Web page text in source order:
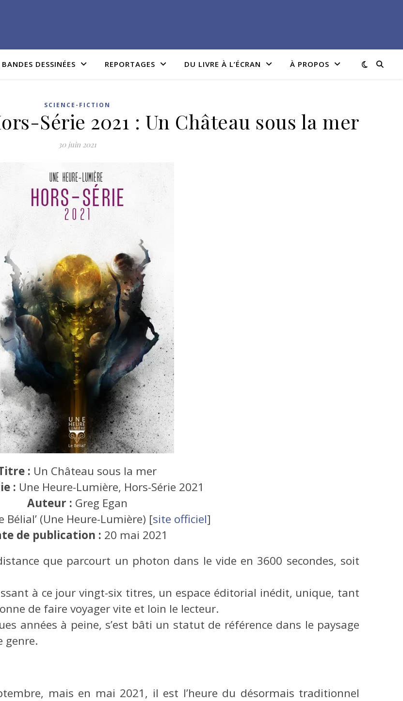
BANDES DESSINÉES REPORTAGES DU LIVRE À L’ÉCRAN À PROPOS
SCIENCE-FICTION
Série 2021 : Un Château sous la mer
30 juin 2021
: Un Château sous la mer
: Une Heure-Lumière, Hors-Série 2021
Auteur : Greg Egan
Bélial’ (Une Heure-Lumière) [site officiel]
de publication : 20 mai 2021
que parcourt un photon dans le vide en 3600 secondes, soit
à ce jour vingt-six titres, un espace éditorial inédit, unique, tant
de faire voyager vite et loin le lecteur.
années à peine, s’est bâti un statut de référence dans le paysage
genre.
mais en mai 2021, il est l’heure du désormais traditionnel